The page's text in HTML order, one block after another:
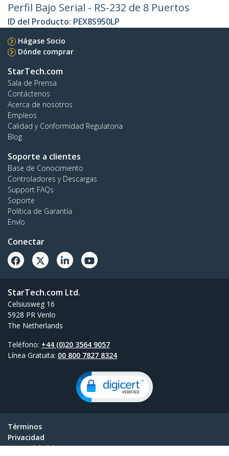
Perfil Bajo Serial - RS-232 de 8 Puertos
ID del Producto: PEX8S950LP
Hágase Socio
Dónde comprar
StarTech.com
Sala de Prensa
Contáctenos
Acerca de nosotros
Empleos
Calidad y Conformidad Regulatoria
Blog
Soporte a clientes
Base de Conocimiento
Controladores y Descargas
Support FAQs
Soporte
Política de Garantía
Envío
Conectar
StarTech.com Ltd.
Celsiusweg 16
5928 PR Venlo
The Netherlands
Teléfono: +44 (0)20 3564 9057
Línea Gratuita: 00 800 7827 8324
Términos
Privacidad
Mapa del Sitio